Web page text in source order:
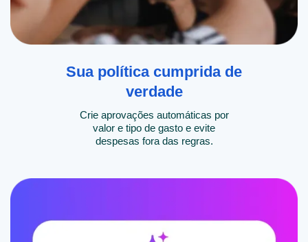
Sua política cumprida de
verdade
Crie aprovações automáticas por
valor e tipo de gasto e evite
despesas fora das regras.